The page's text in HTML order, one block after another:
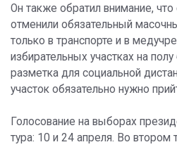
Он также обратил внимание,
отменили обязательный
только в транспорте и в
избирательных участках на
разметка для социальной
участок обязательно нужно
Голосование на выборах
тура: 10 и 24 апреля. Во втором